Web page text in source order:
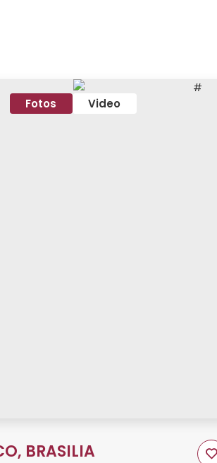
Fotos Video
BRASILIA